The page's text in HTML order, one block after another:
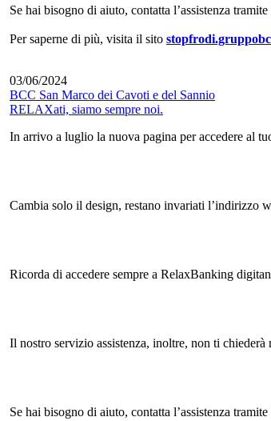
Se hai bisogno di aiuto, contatta l’assistenza
Per saperne di più, visita il sito
03/06/2024
BCC San Marco dei Cavoti e del Sannio
RELAXati, siamo sempre noi.
In arrivo a luglio la nuova pagina per accedere al
Cambia solo il design, restano invariati l’indirizzo
Ricorda di accedere sempre a RelaxBanking
Il nostro servizio assistenza, inoltre, non ti
Se hai bisogno di aiuto, contatta l’assistenza